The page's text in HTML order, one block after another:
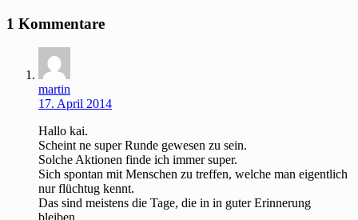
1 Kommentare
martin
17. April 2014
Hallo kai.
Scheint ne super Runde gewesen zu sein.
Solche Aktionen finde ich immer super.
Sich spontan mit Menschen zu treffen, welche man eigentlich
nur flüchtug kennt.
Das sind meistens die Tage, die in in guter Erinnerung